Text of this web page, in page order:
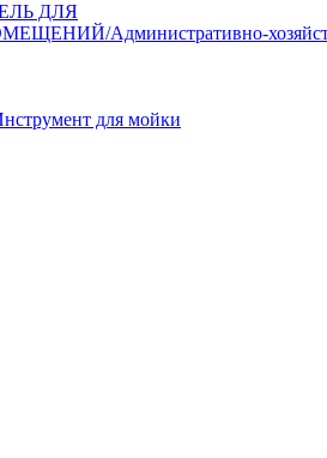
ДЛЯ
Административно-
для мойки